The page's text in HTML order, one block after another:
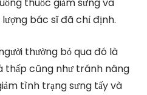
thuốc giảm sưng và
bác sĩ đã chỉ định.
thường bỏ qua đó là
thấp cũng như tránh nâng
tình trạng sưng tấy và